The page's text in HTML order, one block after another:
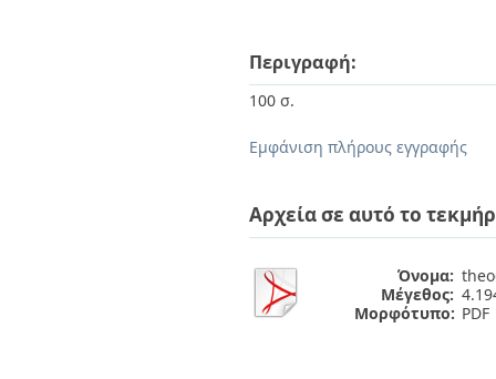
Περιγραφή:
100 σ.
Εμφάνιση πλήρους εγγραφής
Αρχεία σε αυτό το
Όνομα:
Μέγεθος:
Μορφότυπο: PDF